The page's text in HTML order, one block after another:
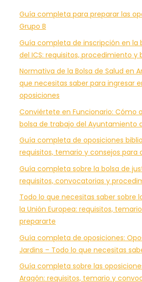
Guía completa para preparar las
Grupo B
Guía completa de inscripción en la
del ICS: requisitos, procedimiento y
Normativa de la Bolsa de Salud en
que necesitas saber para ingresar
oposiciones
Conviértete en Funcionario: Cómo
bolsa de trabajo del Ayuntamiento
Guía completa de oposiciones
requisitos, temario y consejos para
Guía completa sobre la bolsa de
requisitos, convocatorias y
Todo lo que necesitas saber sobre
la Unión Europea: requisitos,
prepararte
Guía completa de oposiciones:
Jardins – Todo lo que necesitas
Guía completa sobre las
Aragón: requisitos, temario y